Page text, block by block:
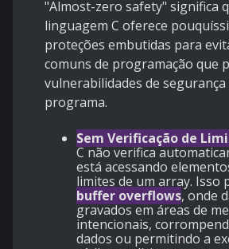
"Almost-zero safety" significa
linguagem C oferece
proteções embutidas para
comuns de programação que
vulnerabilidades de
programa.
Sem Verificação de
C não verifica
está acessando
limites de um array. Isso
buffer overflows, onde
gravados em áreas de
intencionais,
dados ou permitindo a